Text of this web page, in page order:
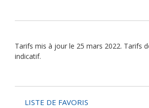
Tarifs mis à jour le 25 mars 2022. Tarifs
indicatif.
LISTE DE FAVORIS